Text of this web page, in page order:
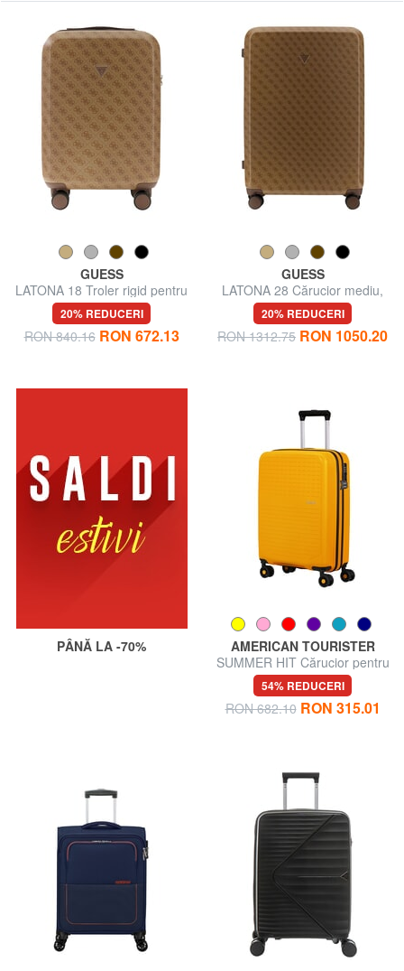
GUESS
LATONA 18 Troler rigid pentru
bagaje de mână
20% REDUCERI
RON 840.16 RON 672.13
GUESS
LATONA 28 Cărucior mediu,
rigid
20% REDUCERI
RON 1312.75 RON 1050.20
PÂNĂ LA -70%
AMERICAN TOURISTER
SUMMER HIT Cărucior pentru
bagaje de mână
54% REDUCERI
RON 682.10 RON 315.01